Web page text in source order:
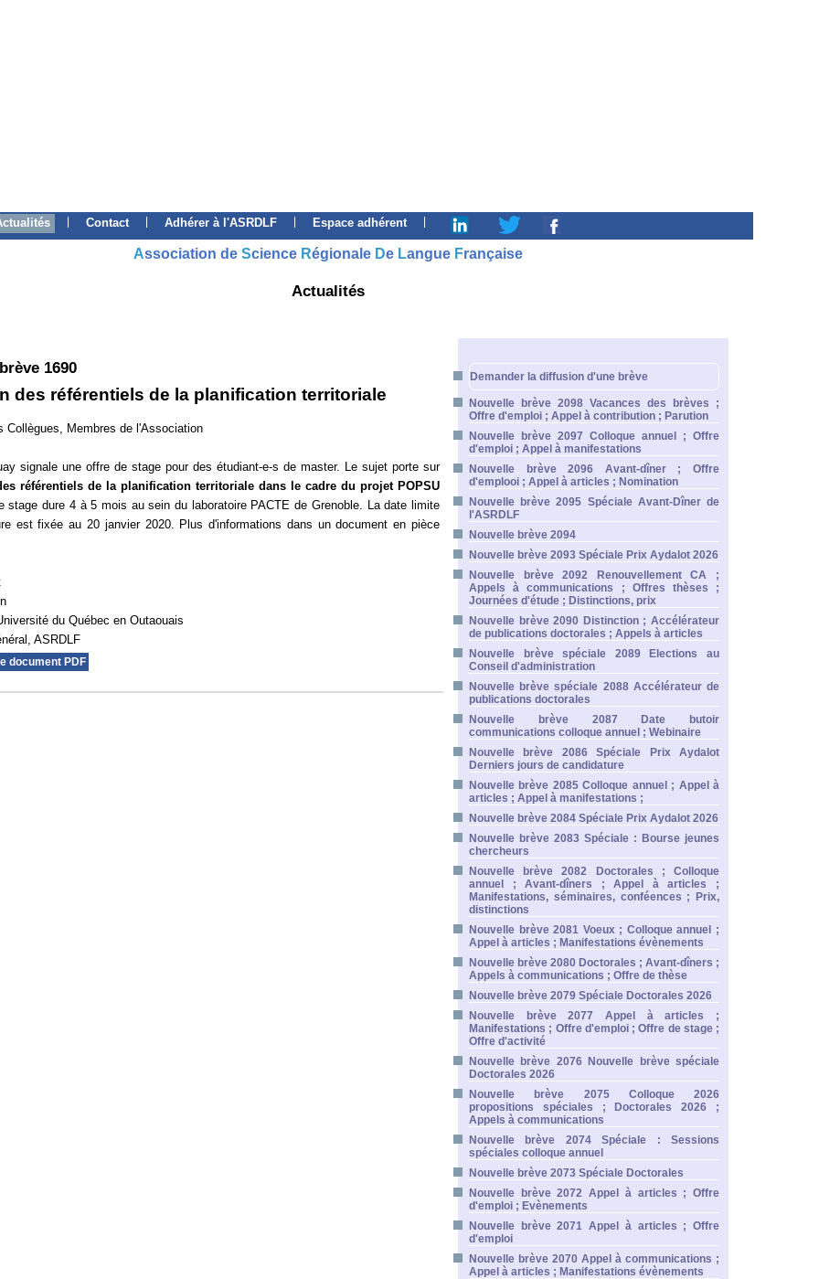
Contact Adhérer à l'ASRDLF Espace adhérent
Association de Science Régionale De Langue Française
Actualités
1690
des référentiels de la planification territoriale
Collègues, Membres de l'Association
signale une offre de stage pour des étudiant-e-s de master. Le sujet porte sur
référentiels de la planification territoriale dans le cadre du projet POPSU
stage dure 4 à 5 mois au sein du laboratoire PACTE de Grenoble. La date limite
est fixée au 20 janvier 2020. Plus d'informations dans un document en pièce
du Québec en Outaouais
ASRDLF
document PDF
Demander la diffusion d'une brève
Nouvelle brève 2098 Vacances des brèves ;
Offre d'emploi ; Appel à contribution ; Parution
Nouvelle brève 2097 Colloque annuel ; Offre
d'emploi ; Appel à manifestations
Nouvelle brève 2096 Avant-dîner ; Offre
d'emplooi ; Appel à articles ; Nomination
Nouvelle brève 2095 Spéciale Avant-Dîner de
l'ASRDLF
Nouvelle brève 2094
Nouvelle brève 2093 Spéciale Prix Aydalot 2026
Nouvelle brève 2092 Renouvellement CA ;
Appels à communications ; Offres thèses ;
Journées d'étude ; Distinctions, prix
Nouvelle brève 2090 Distinction ; Accélérateur
de publications doctorales ; Appels à articles
Nouvelle brève spéciale 2089 Elections au
Conseil d'administration
Nouvelle brève spéciale 2088 Accélérateur de
publications doctorales
Nouvelle brève 2087 Date butoir
communications colloque annuel ; Webinaire
Nouvelle brève 2086 Spéciale Prix Aydalot
Derniers jours de candidature
Nouvelle brève 2085 Colloque annuel ; Appel à
articles ; Appel à manifestations ;
Nouvelle brève 2084 Spéciale Prix Aydalot 2026
Nouvelle brève 2083 Spéciale : Bourse jeunes
chercheurs
Nouvelle brève 2082 Doctorales ; Colloque
annuel ; Avant-dîners ; Appel à articles ;
Manifestations, séminaires, conféences ; Prix,
distinctions
Nouvelle brève 2081 Voeux ; Colloque annuel ;
Appel à articles ; Manifestations évènements
Nouvelle brève 2080 Doctorales ; Avant-dîners ;
Appels à communications ; Offre de thèse
Nouvelle brève 2079 Spéciale Doctorales 2026
Nouvelle brève 2077 Appel à articles ;
Manifestations ; Offre d'emploi ; Offre de stage ;
Offre d'activité
Nouvelle brève 2076 Nouvelle brève spéciale
Doctorales 2026
Nouvelle brève 2075 Colloque 2026
propositions spéciales ; Doctorales 2026 ;
Appels à communications
Nouvelle brève 2074 Spéciale : Sessions
spéciales colloque annuel
Nouvelle brève 2073 Spéciale Doctorales
Nouvelle brève 2072 Appel à articles ; Offre
d'emploi ; Evènements
Nouvelle brève 2071 Appel à articles ; Offre
d'emploi
Nouvelle brève 2070 Appel à communications ;
Appel à articles ; Manifestations évènements